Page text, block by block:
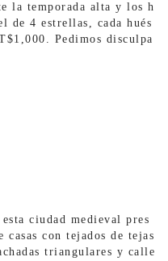
la temporada alta y los h
de 4 estrellas, cada hués
Pedimos disculpa
ciudad medieval pres
casas con tejados de tejas
triangulares y calle